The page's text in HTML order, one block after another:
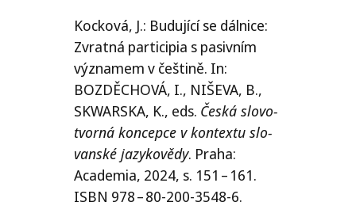
Kocková, J.: Budující se dál­ni­ce:
Zvratná par­ti­ci­pia s pasiv­ním
význa­mem v češ­ti­ně. In:
BOZDĚCHOVÁ, I., NIŠEVA, B.,
SKWARSKA, K., eds. Česká slo­vo­
tvor­ná kon­cep­ce v kon­tex­tu slo­
van­ské jazy­ko­vě­dy. Praha:
Academia, 2024, s. 151 – 161.
ISBN 978 – 80-200‑3548‑6.